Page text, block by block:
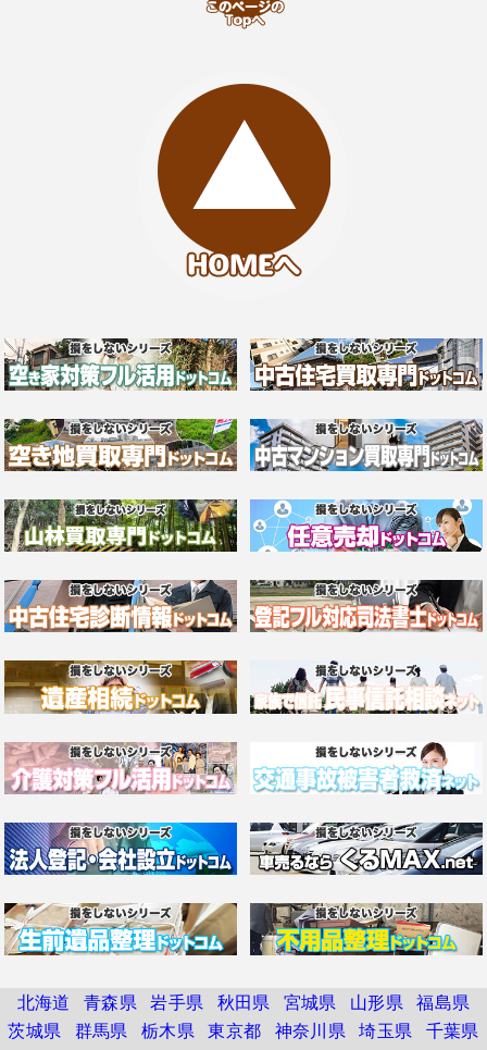
北海道 青森県 岩手県 秋田県 宮城県 山形県 福島県
茨城県 群馬県 栃木県 東京都 神奈川県 埼玉県 千葉県